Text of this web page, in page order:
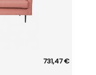
731,47 €